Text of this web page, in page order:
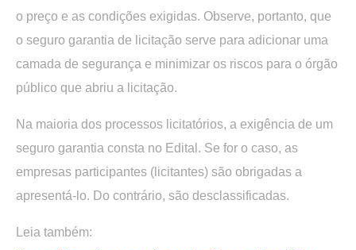
o preço e as condições exigidas. Observe, portanto, que
o seguro garantia de licitação serve para adicionar uma
camada de segurança e minimizar os riscos para o órgão
público que abriu a licitação.
Na maioria dos processos licitatórios, a exigência de um
seguro garantia consta no Edital. Se for o caso, as
empresas participantes (licitantes) são obrigadas a
apresentá-lo. Do contrário, são desclassificadas.
Leia também: